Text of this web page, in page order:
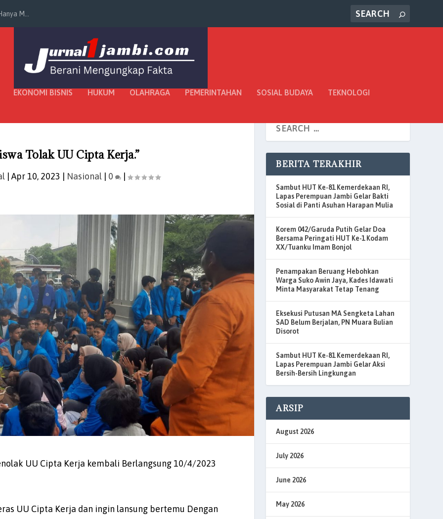
M...
EKONOMI BISNIS HUKUM OLAHRAGA PEMERINTAHAN SOSIAL BUDAYA TEKNOLOGI
Tolak UU Cipta Kerja.”
|Apr 10, 2023 Nasional 0 |
UU Cipta Kerja kembali Berlangsung 10/4/2023
UU Cipta Kerja dan ingin lansung bertemu Dengan
BERITA TERAKHIR
Sambut HUT Ke-81 Kemerdekaan RI,
Lapas Perempuan Jambi Gelar Bakti
Sosial di Panti Asuhan Harapan Mulia
Korem 042/Garuda Putih Gelar Doa
Bersama Peringati HUT Ke-1 Kodam
XX/Tuanku Imam Bonjol
Penampakan Beruang Hebohkan
Warga Suko Awin Jaya, Kades Idawati
Minta Masyarakat Tetap Tenang
Eksekusi Putusan MA Sengketa Lahan
SAD Belum Berjalan, PN Muara Bulian
Disorot
Sambut HUT Ke-81 Kemerdekaan RI,
Lapas Perempuan Jambi Gelar Aksi
Bersih-Bersih Lingkungan
ARSIP
August 2026
July 2026
June 2026
May 2026